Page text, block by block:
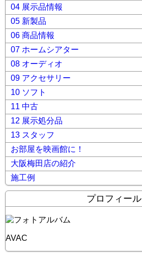
04 展示品情報
05 新製品
06 商品情報
07 ホームシアター
08 オーディオ
09 アクセサリー
10 ソフト
11 中古
12 展示処分品
13 スタッフ
お部屋を映画館に！
大阪梅田店の紹介
施工例
プロフィール
AVAC